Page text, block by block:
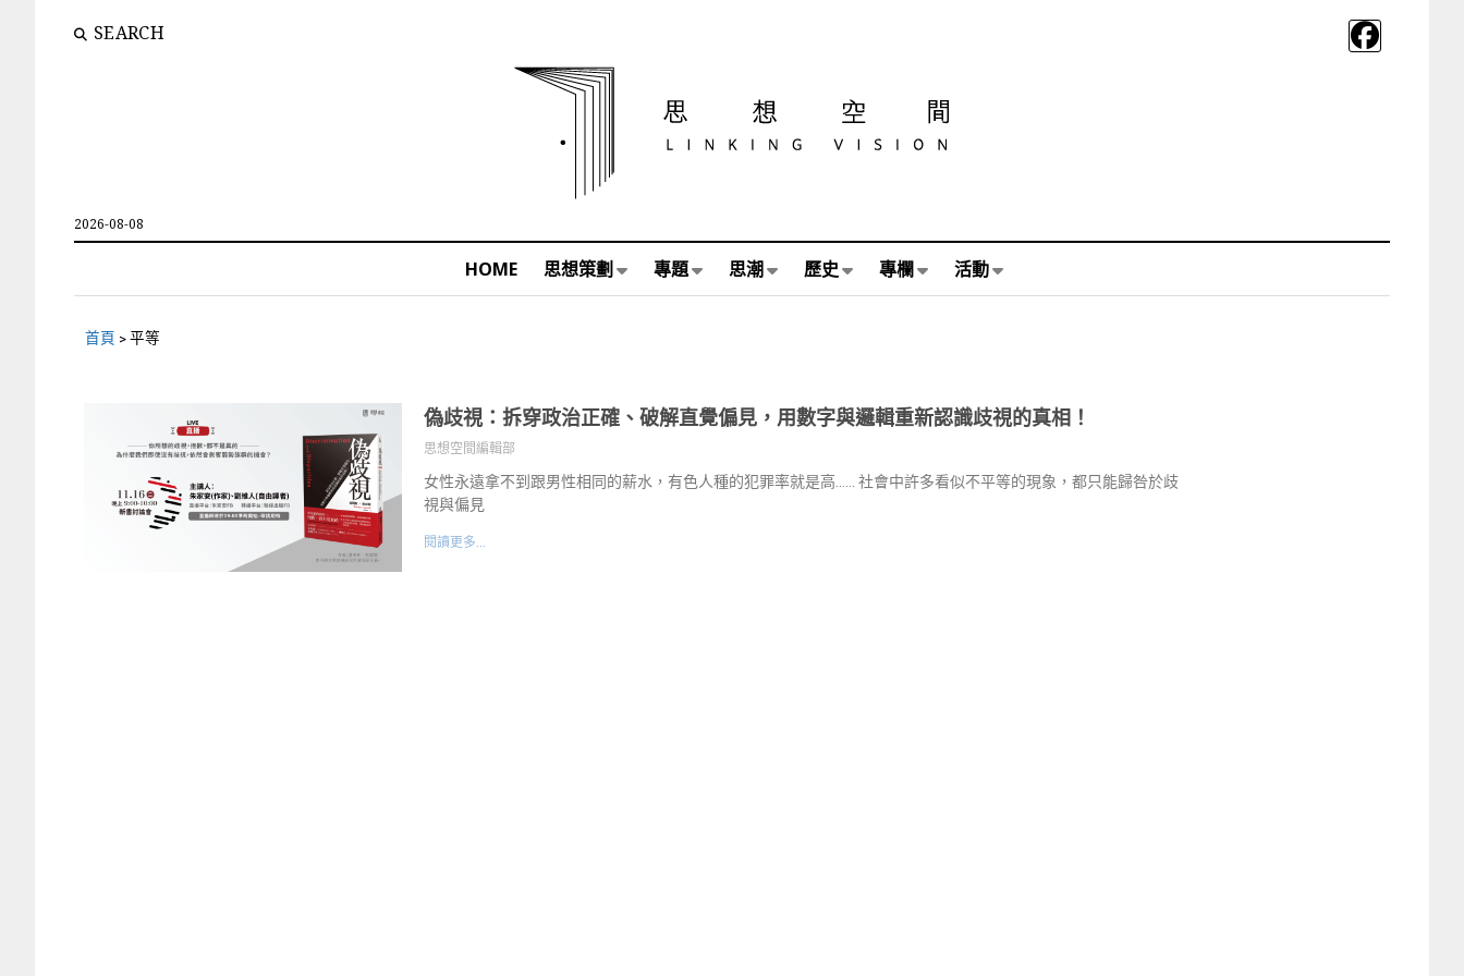
SEARCH
2026-08-08
HOME 思想策劃 專題 思潮 歷史 專欄 活動
首頁 >平等
偽歧視：拆穿政治正確、破解直覺偏見，用數字與邏輯重新認識歧視的真相！
思想空間編輯部
女性永遠拿不到跟男性相同的薪水，有色人種的犯罪率就是高…… 社會中許多看似不平等的現象，都只能歸咎於歧
視與偏見
閱讀更多...